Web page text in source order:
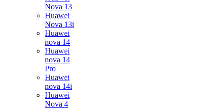
Nova 13
Huawei
Nova 13i
Huawei
nova 14
Huawei
nova 14
Pro
Huawei
nova 14i
Huawei
Nova 4